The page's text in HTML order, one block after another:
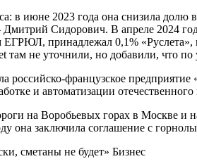
в июне 2023 года она снизила
Сидорович. В апреле 2024
ЕГРЮЛ, принадлежал 0,1%
там не уточнили, но добавили, что
российско-французское
и автоматизации
на Воробьевых горах в
она заключила соглашение с
сметаны не будет» Бизнес